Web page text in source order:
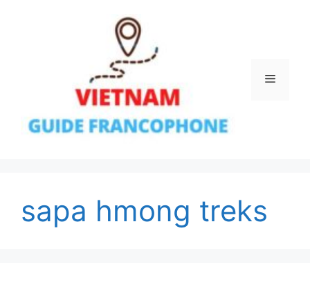
Menu
sapa hmong treks